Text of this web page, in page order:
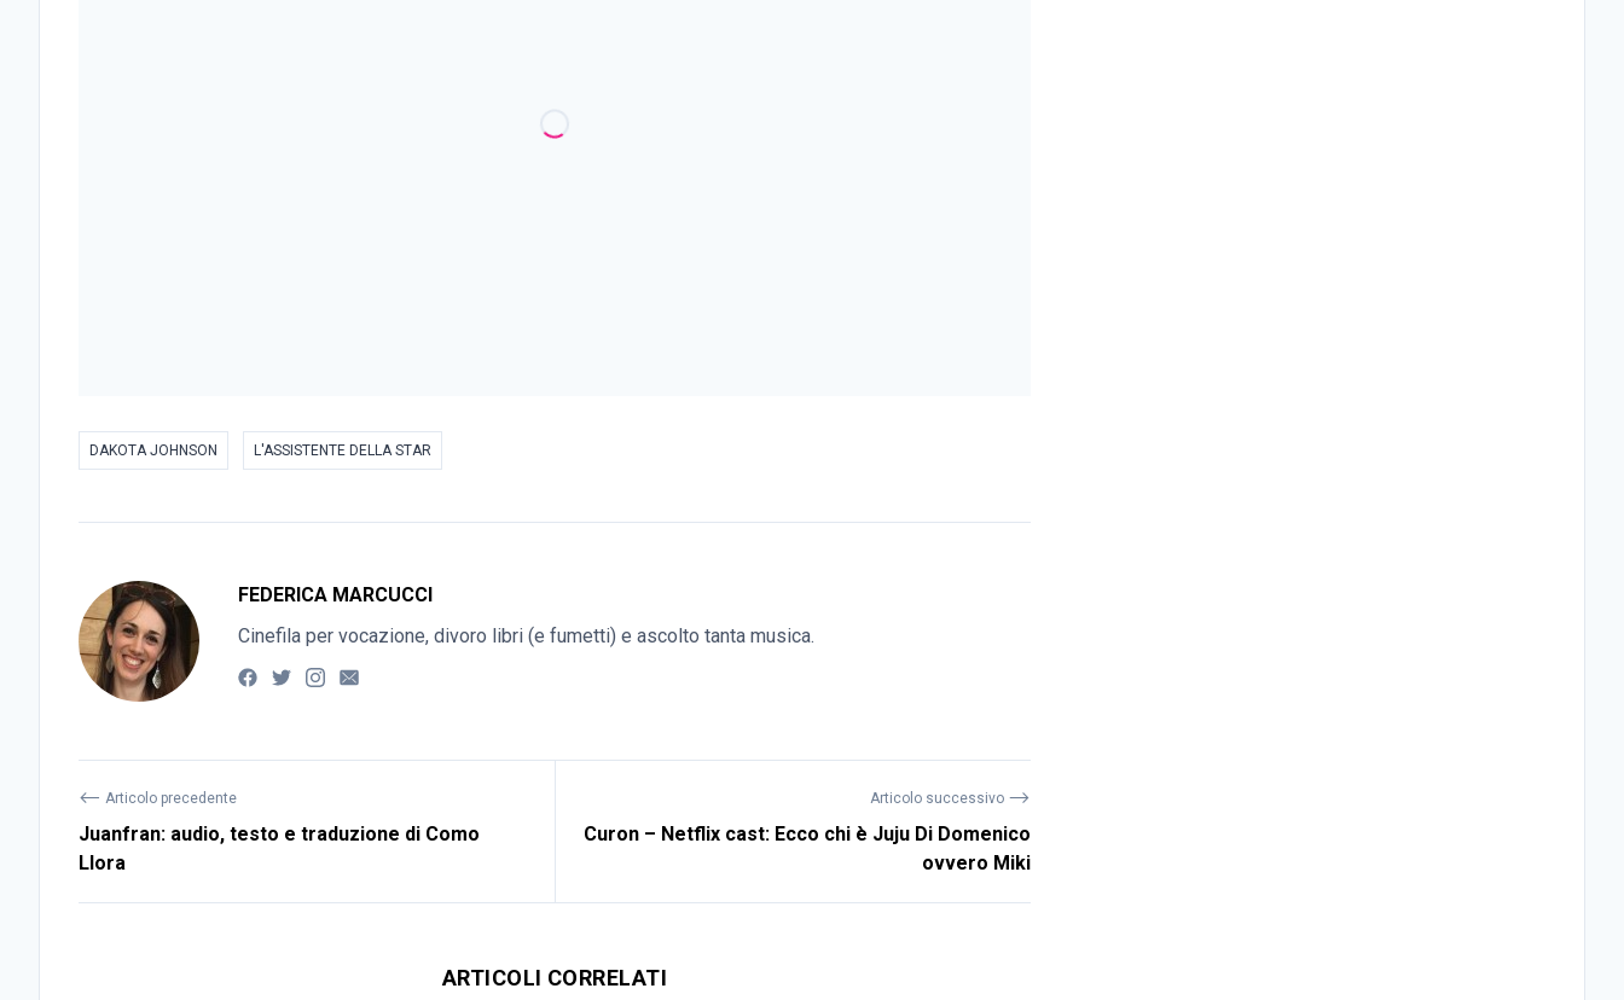
DAKOTA JOHNSON L'ASSISTENTE DELLA STAR
FEDERICA MARCUCCI
Cinefila per vocazione, divoro libri (e fumetti) e ascolto tanta musica.
⟵ Articolo precedente
Juanfran: audio, testo e traduzione di Como
Llora
Articolo successivo ⟶
Curon – Netflix cast: Ecco chi è Juju Di Domenico
ovvero Miki
ARTICOLI CORRELATI